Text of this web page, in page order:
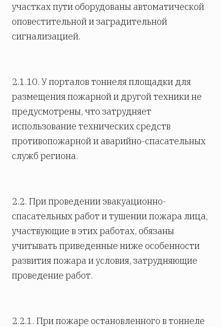
участках пути оборудованы автоматической
оповестительной и заградительной
сигнализацией.
2.1.10. У порталов тоннеля площадки для
размещения пожарной и другой техники не
предусмотрены, что затрудняет
использование технических средств
противопожарной и аварийно-спасательных
служб региона.
2.2. При проведении эвакуационно-
спасательных работ и тушении пожара лица,
участвующие в этих работах, обязаны
учитывать приведенные ниже особенности
развития пожара и условия, затрудняющие
проведение работ.
2.2.1. При пожаре остановленного в тоннеле